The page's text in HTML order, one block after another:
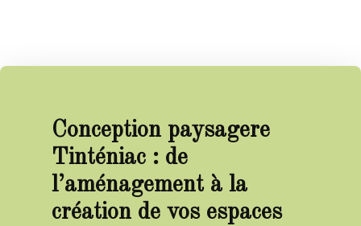
Conception paysagere
Tinténiac : de
l’aménagement à la
création de vos espaces